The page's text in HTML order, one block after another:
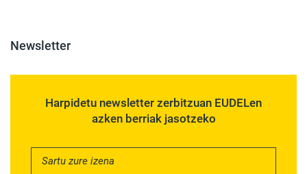
Newsletter
Harpidetu newsletter zerbitzuan EUDELen
azken berriak jasotzeko